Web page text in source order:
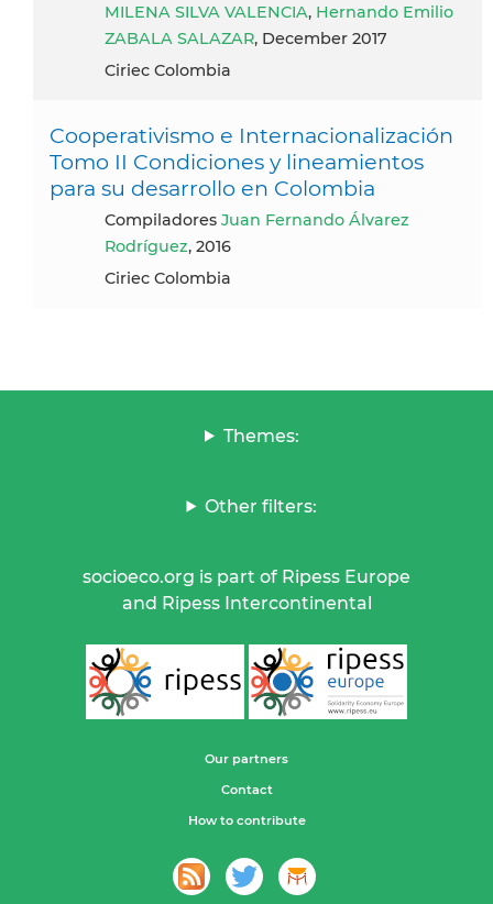
MILENA SILVA VALENCIA, Hernando Emilio
ZABALA SALAZAR, December 2017
Ciriec Colombia
Cooperativismo e Internacionalización
Tomo II Condiciones y lineamientos
para su desarrollo en Colombia
compiladores Juan Fernando Álvarez
Rodríguez, 2016
Ciriec Colombia
Themes:
Other filters:
socioeco.org is part of Ripess Europe
and Ripess Intercontinental
Our partners
Contact
How to contribute